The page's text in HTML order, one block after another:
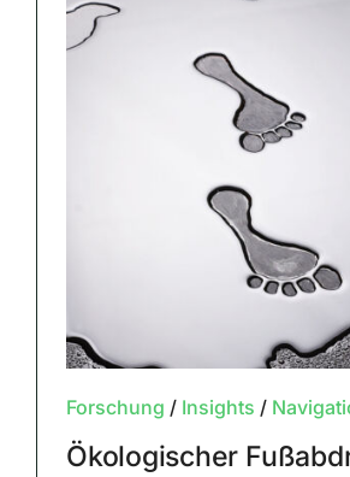
Forschung / Insights /
Ökologischer